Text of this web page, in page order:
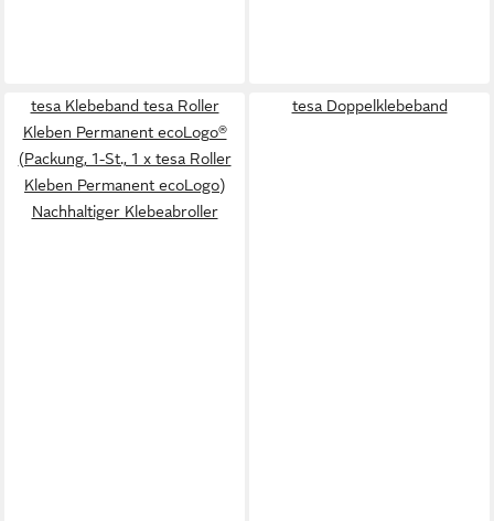
tesa Klebeband tesa Roller
Kleben Permanent ecoLogo®
(Packung, 1-St., 1 x tesa Roller
Kleben Permanent ecoLogo)
Nachhaltiger Klebeabroller
tesa Doppelklebeband